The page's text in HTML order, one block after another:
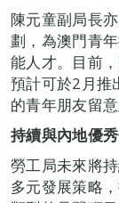
陳元童副局長
劃，為澳門青
能人才。目前
預計可於2月推
的青年朋友留
持續與內地優
勞工局未來將
多元發展策略